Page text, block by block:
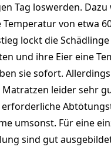
Tag loswerden.
von etwa
lockt die
und ihre Eier eine
sie sofort.
leider sehr
erforderliche
umsonst. Für eine
sind gut